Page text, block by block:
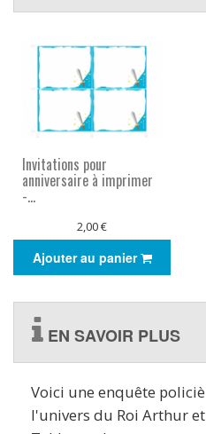
Invitations pour
anniversaire à imprimer
-...
2,00 €
Ajouter au panier
EN SAVOIR PLUS
Voici une enquête
l'univers du Roi Arthur